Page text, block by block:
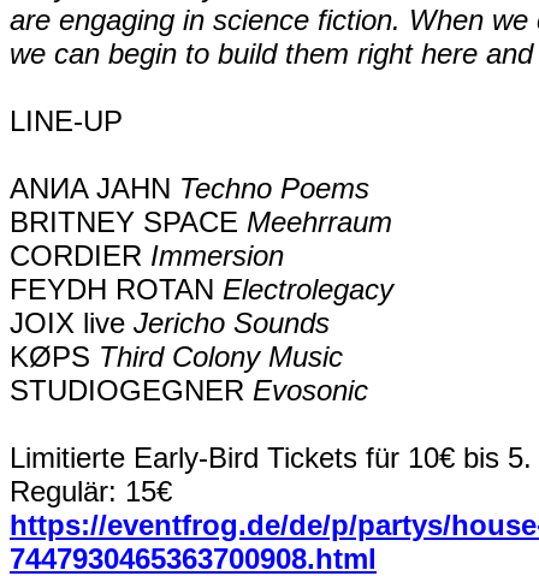
are engaging in science fiction. When
we can begin to build them right here
LINE-UP
ANИA JAHN Techno Poems
BRITNEY SPACE Meehrraum
CORDIER Immersion
FEYDH ROTAN Electrolegacy
JOIX live Jericho Sounds
KØPS Third Colony Music
STUDIOGEGNER Evosonic
Limitierte Early-Bird Tickets für 10€ bis 5.
Regulär: 15€
https://eventfrog.de/de/p/partys/
7447930465363700908.html